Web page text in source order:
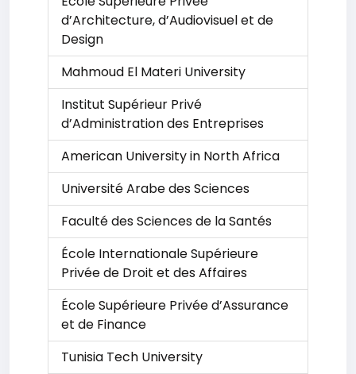
d’Architecture, d’Audiovisuel et de
Design
Mahmoud El Materi University
Institut Supérieur Privé
d’Administration des Entreprises
American University in North Africa
Université Arabe des Sciences
Faculté des Sciences de la Santés
École Internationale Supérieure
Privée de Droit et des Affaires
École Supérieure Privée d’Assurance
et de Finance
Tunisia Tech University